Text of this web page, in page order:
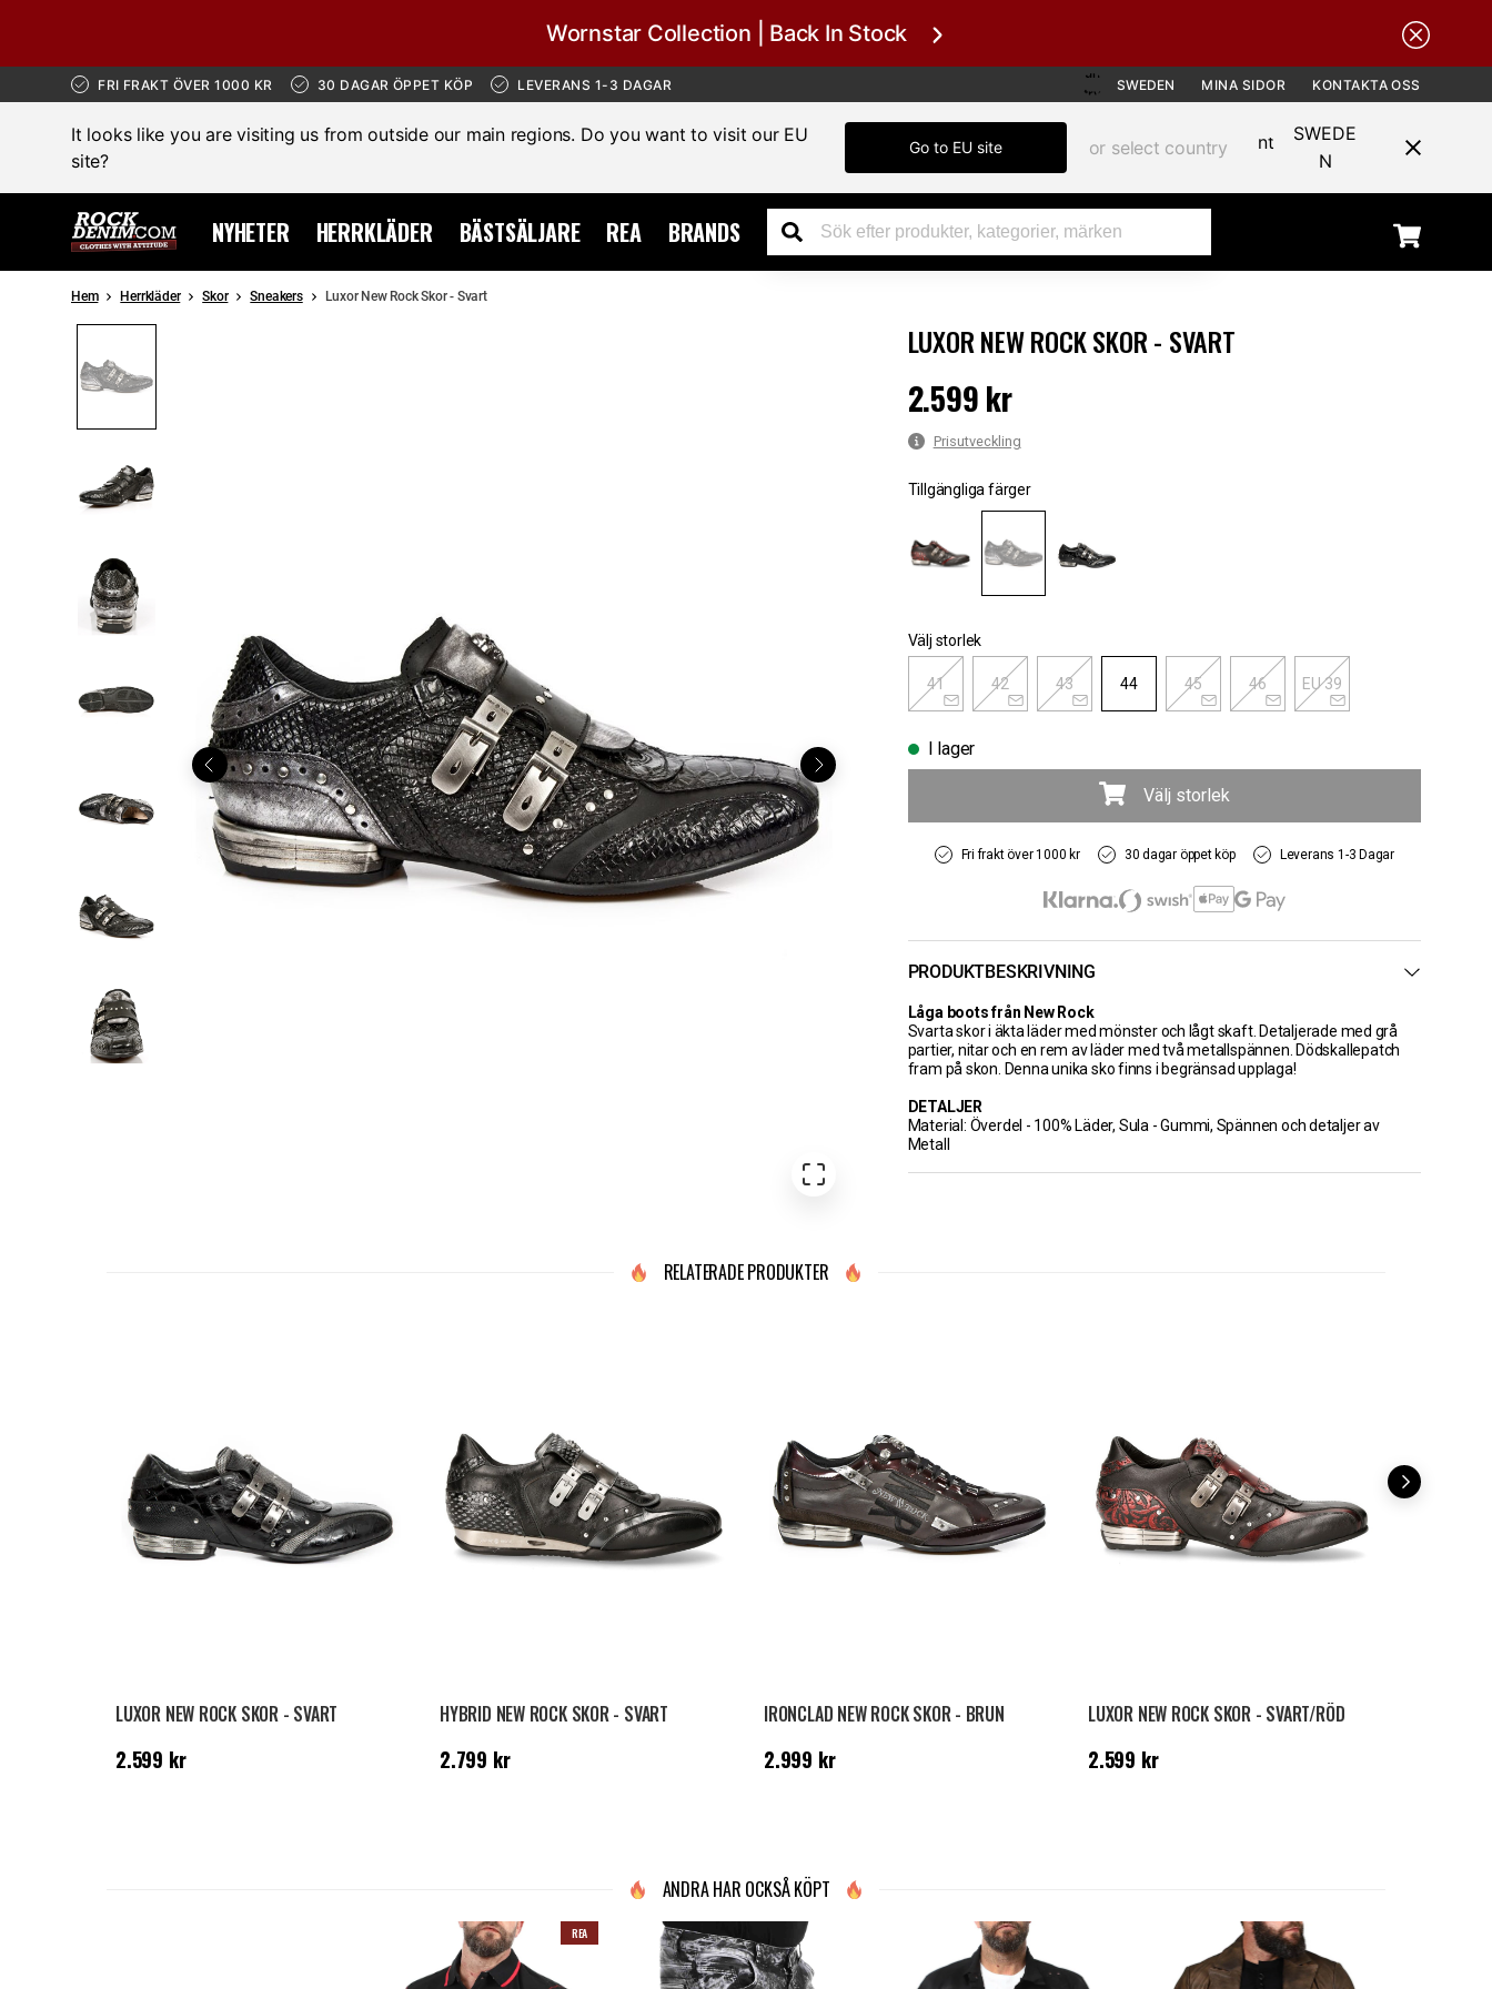
Wornstar Collection | Back In Stock
FRI FRAKT ÖVER 1000 KR 30 DAGAR ÖPPET KÖP LEVERANS 1-3 DAGAR SWEDEN MINA SIDOR KONTAKTA OSS
It looks like you are visiting us from outside our main regions. Do you want to visit our EU
site?
Go to EU site or select country
SWEDE
N
NYHETER HERRKLÄDER BÄSTSÄLJARE REA BRANDS
Hem Herrkläder Skor Sneakers Luxor New Rock Skor - Svart
LUXOR NEW ROCK SKOR - SVART
Pris:2.599 kr
2.599 kr
Prisutveckling
Tillgängliga färger
Välj storlek
41 42 43 44 45 46 EU 39
I lager
Välj storlek
Fri frakt över 1000 kr 30 dagar öppet köp Leverans 1-3 Dagar
PRODUKTBESKRIVNING
Låga boots från New Rock
Svarta skor i äkta läder med mönster och lågt skaft. Detaljerade med grå
partier, nitar och en rem av läder med två metallspännen. Dödskallepatch
fram på skon. Denna unika sko finns i begränsad upplaga!
DETALJER
Material: Överdel - 100% Läder, Sula - Gummi, Spännen och detaljer av
Metall
RELATERADE PRODUKTER
LUXOR NEW ROCK SKOR - SVART
Pris:2.599 kr
2.599 kr
HYBRID NEW ROCK SKOR - SVART
Pris:2.799 kr
2.799 kr
IRONCLAD NEW ROCK SKOR - BRUN
Pris:2.999 kr
2.999 kr
LUXOR NEW ROCK SKOR - SVART/RÖD
Pris:2.599 kr
2.599 kr
ANDRA HAR OCKSÅ KÖPT
REA